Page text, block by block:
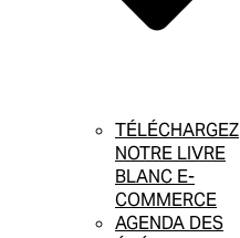
TÉLÉCHARGEZ
NOTRE LIVRE
BLANC E-
COMMERCE
AGENDA DES